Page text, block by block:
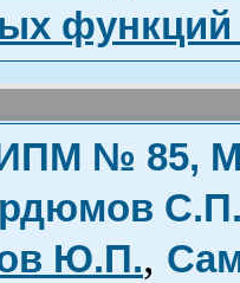
№ 85,
Ю.П.,